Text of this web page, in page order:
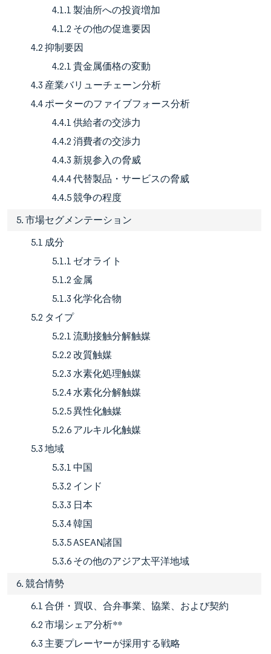
4.1.1 製油所への投資増加
4.1.2 その他の促進要因
4.2 抑制要因
4.2.1 貴金属価格の変動
4.3 産業バリューチェーン分析
4.4 ポーターのファイブフォース分析
4.4.1 供給者の交渉力
4.4.2 消費者の交渉力
4.4.3 新規参入の脅威
4.4.4 代替製品・サービスの脅威
4.4.5 競争の程度
5. 市場セグメンテーション
5.1 成分
5.1.1 ゼオライト
5.1.2 金属
5.1.3 化学化合物
5.2 タイプ
5.2.1 流動接触分解触媒
5.2.2 改質触媒
5.2.3 水素化処理触媒
5.2.4 水素化分解触媒
5.2.5 異性化触媒
5.2.6 アルキル化触媒
5.3 地域
5.3.1 中国
5.3.2 インド
5.3.3 日本
5.3.4 韓国
5.3.5 ASEAN諸国
5.3.6 その他のアジア太平洋地域
6. 競合情勢
6.1 合併・買収、合弁事業、協業、および契約
6.2 市場シェア分析**
6.3 主要プレーヤーが採用する戦略